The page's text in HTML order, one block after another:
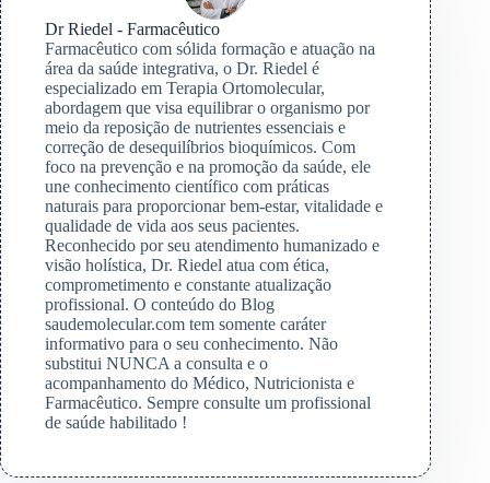
Dr Riedel - Farmacêutico
Farmacêutico com sólida formação e atuação na
área da saúde integrativa, o Dr. Riedel é
especializado em Terapia Ortomolecular,
abordagem que visa equilibrar o organismo por
meio da reposição de nutrientes essenciais e
correção de desequilíbrios bioquímicos. Com
foco na prevenção e na promoção da saúde, ele
une conhecimento científico com práticas
naturais para proporcionar bem-estar, vitalidade e
qualidade de vida aos seus pacientes.
Reconhecido por seu atendimento humanizado e
visão holística, Dr. Riedel atua com ética,
comprometimento e constante atualização
profissional. O conteúdo do Blog
saudemolecular.com tem somente caráter
informativo para o seu conhecimento. Não
substitui NUNCA a consulta e o
acompanhamento do Médico, Nutricionista e
Farmacêutico. Sempre consulte um profissional
de saúde habilitado !